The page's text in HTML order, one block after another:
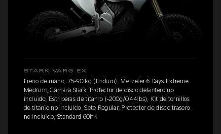
STARK VARG EX
Freno de mano, 75-90 kg (Enduro), Metzeler 6 Days Extreme
Medium, Cámara Stark, Protector de disco delantero no
incluido, Estriberas de titanio (-200g/0.44lbs), Kit de tornillos
de titanio no incluido, Sete Regular, Protector de disco trasero
no incluido, Standard 60hk